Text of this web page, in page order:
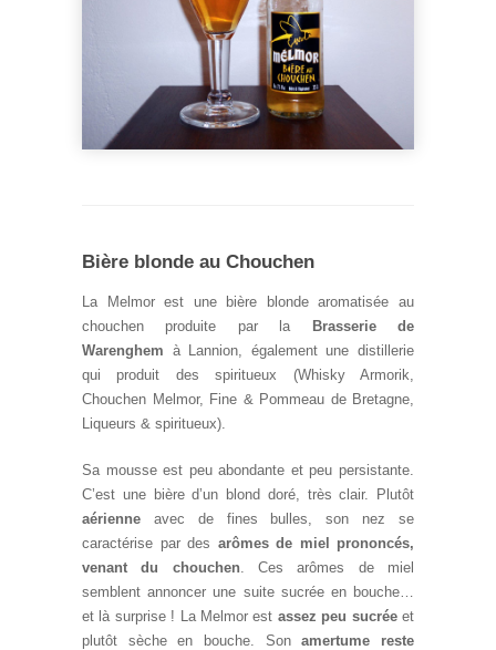
Bière blonde au Chouchen
La Melmor est une bière blonde aromatisée au
chouchen produite par la
Brasserie de
Warenghem à Lannion, également une distillerie
qui produit des spiritueux (Whisky Armorik,
Chouchen Melmor, Fine & Pommeau de Bretagne,
Liqueurs & spiritueux).
Sa mousse est peu abondante et peu persistante.
C’est une bière d’un blond doré, très clair. Plutôt
aérienne avec de fines bulles, son nez se
caractérise par des arômes de miel prononcés,
venant du chouchen. Ces arômes de miel
semblent annoncer une suite sucrée en bouche…
et là surprise ! La Melmor est assez peu sucréeet
plutôt sèche en bouche. Sonamertume reste